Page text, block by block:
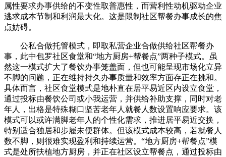
属性要求办事供给的不变性取普惠性，而营利性动机驱动企业
逃求成本节制和利润最大化。这是限制社区帮餐办事成长的焦
点妨碍。
公私合做托管模式，即取私营企业合做供给社区帮餐办
事，此中包罗社区食堂和“地方厨房+帮餐点”两种子模式。虽
然这一模式扩大了餐饮办事笼盖面，但也可能呈现市场化立异
不脚的问题，正在维持持久办事质量和效率方面存正在挑和。
具体而言，社区食堂模式是地朴直在居平易近区内设立食堂，
通过投标由餐饮公司或小我运营，并供给补助支撑，同时对老
年人，出格是特殊糊口坚苦老年人就餐人数设置响应要求。该
模式可以或许满脚老年人的个性化需求，推进居平易近交换，
特别适合独居和步履未便群体。但该模式成本较高，若就餐人
数不脚，则很难实现盈利和持续运营。“地方厨房+帮餐点”模
式是处所扶植地方厨房，并正在社区设立帮餐点，通过投标由